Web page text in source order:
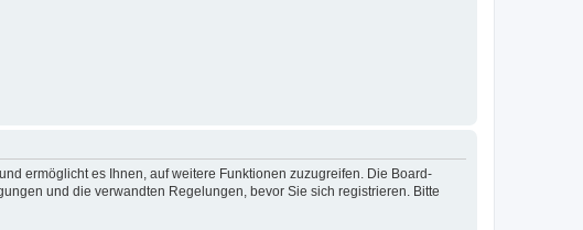
ermöglicht es Ihnen, auf weitere Funktionen zuzugreifen. Die Board-
und die verwandten Regelungen, bevor Sie sich registrieren. Bitte